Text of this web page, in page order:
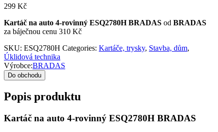
299 Kč
Kartáč na auto 4-rovinný ESQ2780H BRADAS od BRADAS
za báječnou cenu 310 Kč
SKU: ESQ2780H Categories: Kartáče, trysky, Stavba, dům,
Úklidová technika
Výrobce:BRADAS
Do obchodu
Popis produktu
Kartáč na auto 4-rovinný ESQ2780H BRADAS